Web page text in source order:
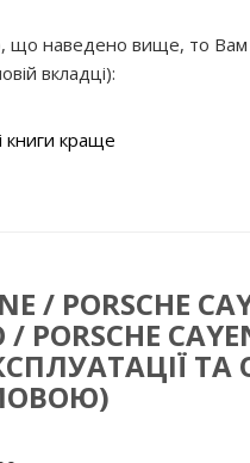
що наведено вище, то
вкладці):
книги краще
/ PORSCHE
/ PORSCHE